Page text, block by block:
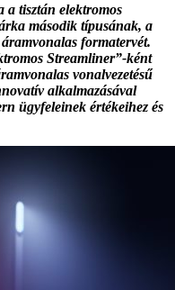
tisztán elektromos
második típusának, a
formatervét.
Streamliner”-ként
vonalvezetésű
alkalmazásával
ügyfeleinek értékeihez és